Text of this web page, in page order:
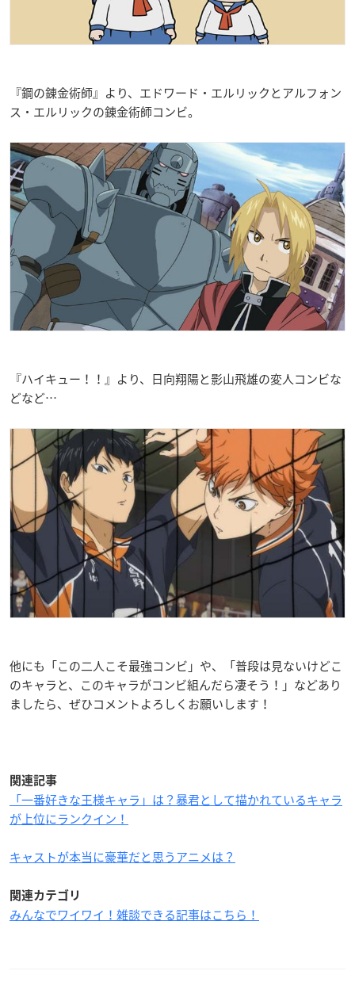
『鋼の錬金術師』より、エドワード・エルリックとアルフォン
ス・エルリックの錬金術師コンビ。
『ハイキュー！！』より、日向翔陽と影山飛雄の変人コンビな
どなど…
他にも「この二人こそ最強コンビ」や、「普段は見ないけどこ
のキャラと、このキャラがコンビ組んだら凄そう！」などあり
ましたら、ぜひコメントよろしくお願いします！
関連記事
「一番好きな王様キャラ」は？暴君として描かれているキャラ
が上位にランクイン！
キャストが本当に豪華だと思うアニメは？
関連カテゴリ
みんなでワイワイ！雑談できる記事はこちら！